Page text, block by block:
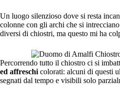
Un luogo silenzioso dove si resta
colonne con gli archi che si
diversi di chiostri, ma questo mi ha
Percorrendo tutto il chiostro ci si
ed affreschi colorati: alcuni di questi
segnati dal tempo e visibili solo